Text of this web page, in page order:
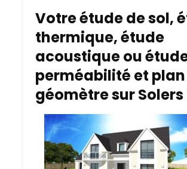
Votre étude de sol,
thermique, étude
acoustique ou
perméabilité et
géomètre sur Solers